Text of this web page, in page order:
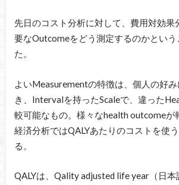
先日のコスト分析に対して、費用対効果
要なOutcomeをどう測定するのかという
た。
よいMeasurementの特徴は、個人の好
き、Intervalを持ったScaleで、違った
較可能なもの。様々なhealth outcomeが
経済分析ではQALYあたりのコストを使
る。
QALYは、Qality adjusted life year（日本